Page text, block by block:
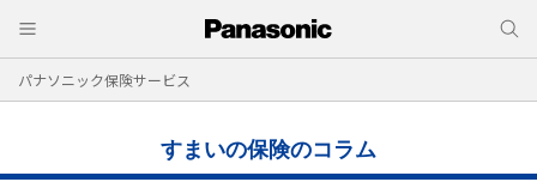
パナソニック保険サービス
すまいの保険のコラム